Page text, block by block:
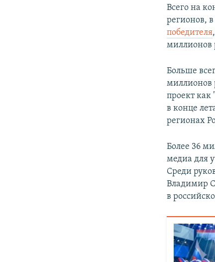
Всего на
регионов,
победителя
миллионов
Больше
миллионов
проект как
в конце
регионах
Более 36
медиа для
Среди
Владимир
в